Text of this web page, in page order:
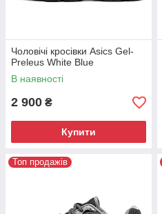
Чоловічі кросівки Asics Gel-
Preleus White Blue
В наявності
2 900 ₴
Купити
Топ продажів